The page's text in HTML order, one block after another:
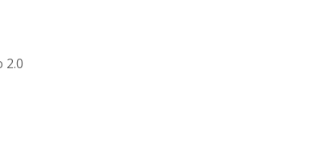
2.0